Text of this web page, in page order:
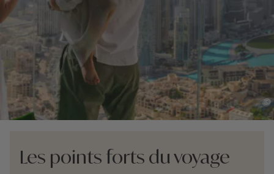
©
Les points forts du voyage